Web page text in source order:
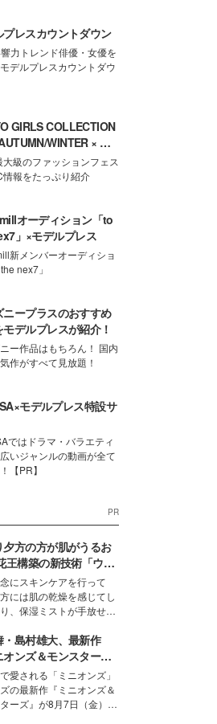
プレスカウントダウン
力トレンド俳優・女優を
デルプレスカウントダウ
GIRLS COLLECTION
WINTER × モ
レス
大級のファッションフェス
情報をたっぷり紹介
オーディション「to
」×モデルプレス
新メンバーオーディショ
nex7」
ニープラスのおすすめ
デルプレスが紹介！
ー作品はもちろん！ 国内
作がすべて見放題！
モデルプレス特設サ
ではドラマ・バラエティ
いジャンルの動画が全て
【PR】
PR
夕方の方が肌がうるお
王構築の新技術「ウォ
ャプチャリングスキ
水肌）」がスキンケア
を変える予感
にスキンケアを行って
には肌の乾燥を感じてし
、保湿ミストが手放せな
常識を大きく変える可能
めた、革新的な「Water
Skin（ウォーターキャ
ングスキン：捕水肌）」
花王が構築した。
・島村雄大、最新作
オンズ＆モンスター
力熱弁 ハチャメチャ
ゃない“友情と絆”に感
愛される「ミニオンズ」
の最新作『ミニオンズ＆
ーズ』が8月7日（金）に